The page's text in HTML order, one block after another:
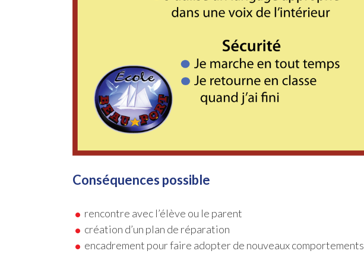
Conséquences possible
rencontre avec l’élève ou le parent
création d’un plan de réparation
encadrement pour faire adopter de nouveaux comportements